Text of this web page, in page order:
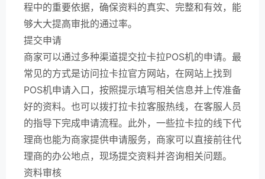
程中的重要依据，确保资料的真实、完整和有效，能
够大大提高审批的通过率。
提交申请
商家可以通过多种渠道提交拉卡拉POS机的申请。最
常见的方式是访问拉卡拉官方网站，在网站上找到
POS机申请入口，按照提示填写相关信息并上传准备
好的资料。也可以拨打拉卡拉客服热线，在客服人员
的指导下完成申请流程。此外，一些拉卡拉的线下代
理商也能为商家提供申请服务，商家可以直接前往代
理商的办公地点，现场提交资料并咨询相关问题。
资料审核